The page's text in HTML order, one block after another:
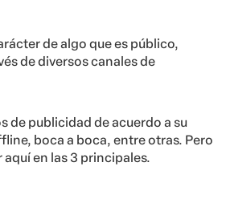
de algo que es público,
de diversos canales de
de publicidad de acuerdo a su
boca a boca, entre otras. Pero
en las 3 principales.